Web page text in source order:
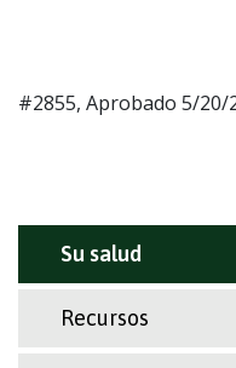
#2855, Aprobado 5/20/
Su salud
Recursos